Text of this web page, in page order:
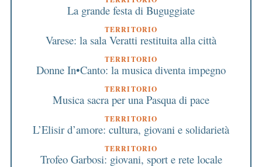
La grande festa di Buguggiate
TERRITORIO
Varese: la sala Veratti restituita alla città
TERRITORIO
Donne In•Canto: la musica diventa impegno
TERRITORIO
Musica sacra per una Pasqua di pace
TERRITORIO
L’Elisir d’amore: cultura, giovani e solidarietà
TERRITORIO
Trofeo Garbosi: giovani, sport e rete locale